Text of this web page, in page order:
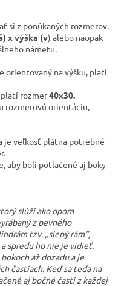
si z ponúkaných rozmerov.
x výška (v) alebo naopak
námetu.
orientovaný na výšku, platí
platí rozmer40x30.
rozmerovú orientáciu,
je veľkosť plátna potrebné
aby boli potlačené aj boky
slúži ako opora
z pevného
tzv. „slepý rám“,
spredu ho nie je vidieť.
až dozadu a je
častiach. Keď sa teda na
aj bočné časti z každej